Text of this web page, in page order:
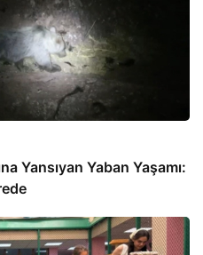
Yansıyan Yaban Yaşamı: